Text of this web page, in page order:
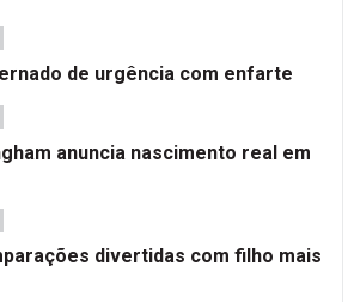
de urgência com enfarte
anuncia nascimento real em
divertidas com filho mais